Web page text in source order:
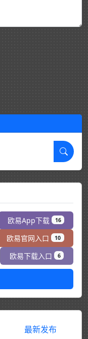
欧易App下载 16
欧易官网入口 10
欧易下载入口 6
最新发布